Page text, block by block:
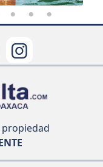
propiedad